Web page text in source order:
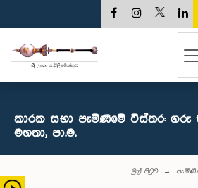
කාරක සභා පැමිණීමේ විස්තර: ගරු
මහතා, පා.ම.
මුල් පිටුව